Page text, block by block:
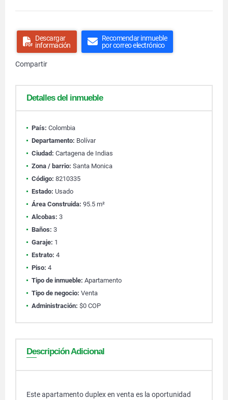
Descargar
información
Recomendar inmueble
por correo electrónico
Compartir
Detalles del inmueble
País: Colombia
Departamento: Bolívar
Ciudad: Cartagena de Indias
Zona / barrio: Santa Monica
Código: 8210335
Estado: Usado
Área Construida: 95.5 m²
Alcobas: 3
Baños: 3
Garaje: 1
Estrato: 4
Piso: 4
Tipo de inmueble: Apartamento
Tipo de negocio: Venta
Administración: $0 COP
Descripción Adicional
Este apartamento duplex en venta es la oportunidad